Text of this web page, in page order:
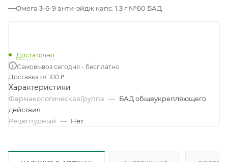
—Омега 3-6-9 анти-эйдж капс. 1.3 г №60 БАД
Достаточно
Самовывоз сегодня - бесплатно
Доставка от 100 ₽
Характеристики
ФармакологическаяГруппа — БАД общеукрепляющего
действия
Рецептурный — Нет